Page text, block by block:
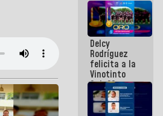
Delcy
Rodríguez
felicita a la
Vinotinto
Sub 20
campeona
frente